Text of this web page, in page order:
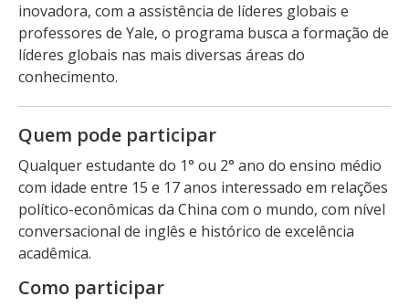
inovadora, com a assistência de líderes globais e
professores de Yale, o programa busca a formação de
líderes globais nas mais diversas áreas do
conhecimento.
Quem pode participar
Qualquer estudante do 1° ou 2° ano do ensino médio
com idade entre 15 e 17 anos interessado em relações
político-econômicas da China com o mundo, com nível
conversacional de inglês e histórico de excelência
acadêmica.
Como participar